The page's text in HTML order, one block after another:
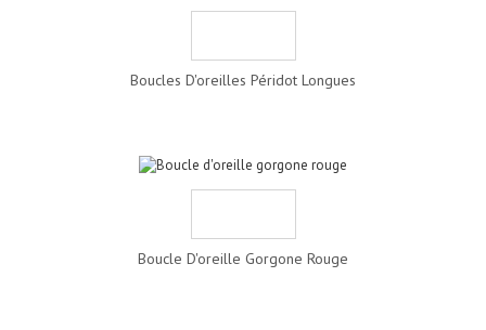
Boucles D'oreilles Péridot Longues
Boucle D'oreille Gorgone Rouge